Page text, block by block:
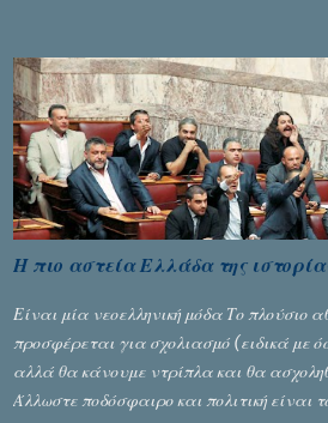
Η πιο αστεία Ελλάδα της
Είναι μία νεοελληνική μόδα Το πλούσιο
προσφέρεται για σχολιασμό (ειδικά με
αλλά θα κάνουμε ντρίπλα και θα
Άλλωστε ποδόσφαιρο και πολιτική